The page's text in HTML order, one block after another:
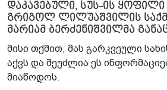
დაკავებული, სუს-ის
გრიგოლ ლილუაშვილის
მარიამ ბერძენიშვილმა
მისი თქმით, მას გარკვეული
აქვს და შეუძლია ეს
მიაწოდოს.